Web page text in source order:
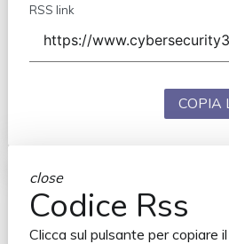
RSS link
COPIA
close
Codice Rss
Clicca sul pulsante per copiare